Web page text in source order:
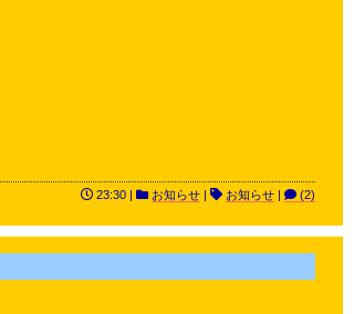
23:30 | お知らせ お知らせ (2)